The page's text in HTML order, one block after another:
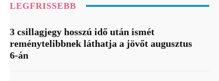
LEGFRISSEBB
3 csillagjegy hosszú idő után ismét
reménytelibbnek láthatja a jövőt augusztus
6-án